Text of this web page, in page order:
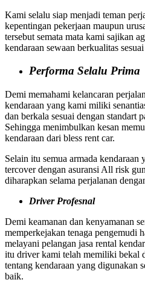
Kami selalu siap menjadi teman
kepentingan pekerjaan maupun
tersebut semata mata kami sajikan
kendaraan sewaan berkualitas
Performa Selalu Prima
Demi memahami kelancaran
kendaraan yang kami miliki
dan berkala sesuai dengan standart
Sehingga menimbulkan kesan
kendaraan dari bless rent car.
Selain itu semua armada
tercover dengan asuransi All risk
diharapkan selama perjalanan
Driver Profesnal
Demi keamanan dan kenyamanan
memperkejakan tenaga pengemudi
melayani pelangan jasa rental
itu driver kami telah memiliki bekal
tentang kendaraan yang digunakan
baik.